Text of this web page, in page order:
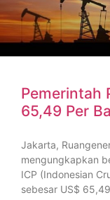
Pemerintah
65,49 Per
Jakarta,
mengungkapkan
ICP (Indonesian
sebesar US$